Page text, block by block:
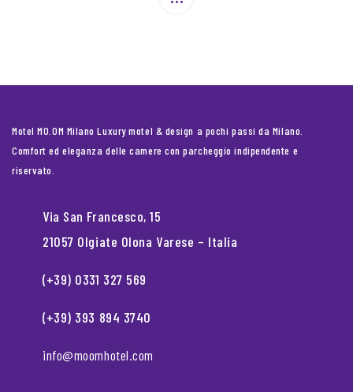
Motel MO.OM Milano Luxury motel & design a pochi passi da Milano.
Comfort ed eleganza delle camere con parcheggio indipendente e
riservato.
Via San Francesco, 15
21057 Olgiate Olona Varese – Italia
(+39) 0331 327 569
(+39) 393 894 3740
info@moomhotel.com